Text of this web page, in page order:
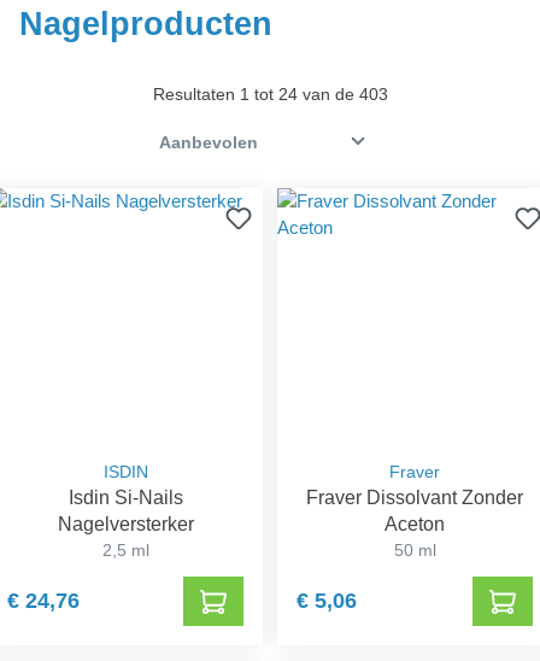
Nagelproducten
Resultaten 1 tot 24 van de 403
ISDIN
Isdin Si-Nails
Nagelversterker
2,5 ml
€ 24,76
Fraver
Fraver Dissolvant Zonder
Aceton
50 ml
€ 5,06